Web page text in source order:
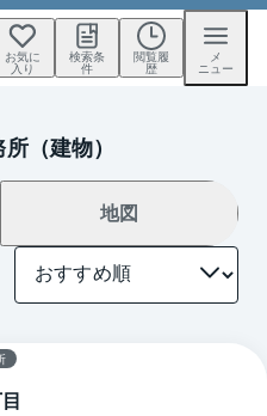
お気に
入り
検索条
件
閲覧履
歴
メ
ニュー
（建物）
地図
1 / 0 間取り